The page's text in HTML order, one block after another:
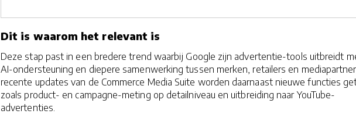
Dit is waarom het relevant is
Deze stap past in een bredere trend waarbij Google zijn advertentie-tools uitbreidt
AI-ondersteuning en diepere samenwerking tussen merken, retailers en
recente updates van de Commerce Media Suite worden daarnaast nieuwe functies
zoals product- en campagne-meting op detailniveau en uitbreiding naar YouTube-
advertenties.